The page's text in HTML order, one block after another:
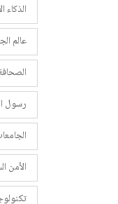
الذكاء
عالم
رسول
الأمن